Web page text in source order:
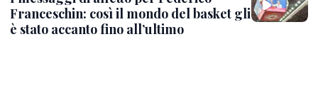
Franceschin: così il mondo del basket gli
è stato accanto fino all’ultimo